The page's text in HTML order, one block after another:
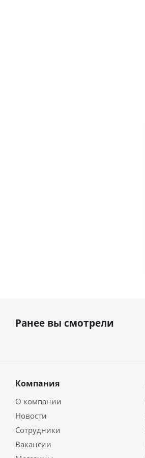
Ранее вы смотрели
Компания
О компании
Новости
Сотрудники
Вакансии